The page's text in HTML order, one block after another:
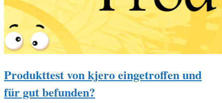
Produkttest von kjero eingetroffen und
für gut befunden?